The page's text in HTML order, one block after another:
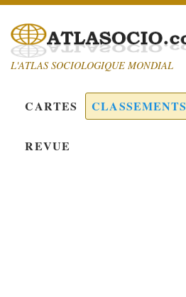
L'ATLAS SOCIOLOGIQUE MONDIAL
CARTES CLASSEMENTS
REVUE